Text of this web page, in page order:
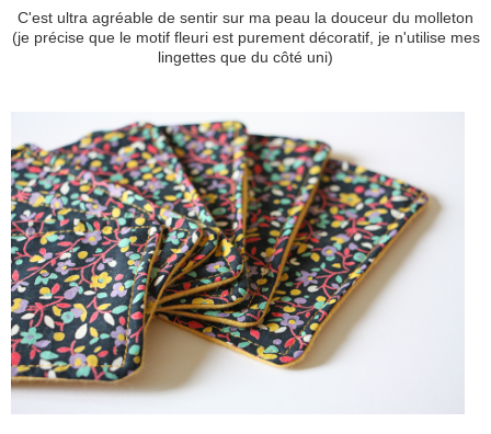
C'est ultra agréable de sentir sur ma peau la douceur du molleton
(je précise que le motif fleuri est purement décoratif, je n'utilise mes
lingettes que du côté uni)